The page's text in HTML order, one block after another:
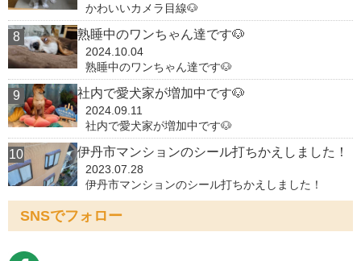
かわいいカメラ目線🐶
熟睡中のワンちゃん達です🐶
2024.10.04
熟睡中のワンちゃん達です🐶
社内で愛犬家が増加中です🐶
2024.09.11
社内で愛犬家が増加中です🐶
伊丹市マンションのシール打ちかえしました！
2023.07.28
伊丹市マンションのシール打ちかえしました！
SNSでフォロー